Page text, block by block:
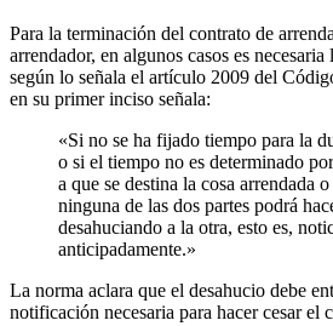
Para la terminación del contrato de
arrendador, en algunos casos es
según lo señala el artículo 2009 del
en su primer inciso señala:
«Si no se ha fijado tiempo para la
o si el tiempo no es determinado
a que se destina la cosa arrendada
ninguna de las dos partes podrá
desahuciando a la otra, esto es,
anticipadamente.»
La norma aclara que el desahucio debe
notificación necesaria para hacer cesar el